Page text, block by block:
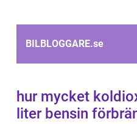
BILBLOGGARE.se
hur mycket
liter bensin